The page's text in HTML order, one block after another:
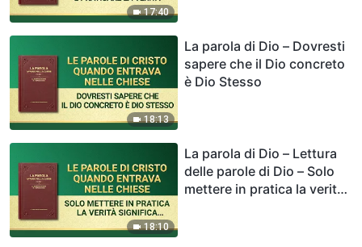
17:40
18:13
La parola di Dio – Dovresti
sapere che il Dio concreto
è Dio Stesso
18:10
La parola di Dio – Lettura
delle parole di Dio – Solo
mettere in pratica la verità